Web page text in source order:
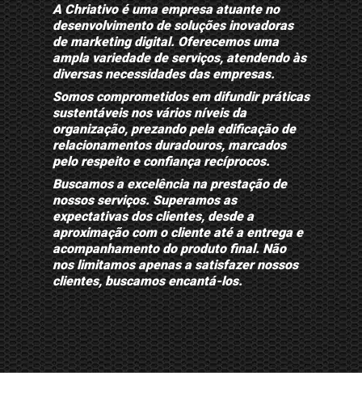
A Chriativo é uma empresa atuante no
desenvolvimento de soluções inovadoras
de marketing digital. Oferecemos uma
ampla variedade de serviços, atendendo às
diversas necessidades das empresas.
Somos comprometidos em difundir práticas
sustentáveis nos vários níveis da
organização, prezando pela edificação de
relacionamentos duradouros, marcados
pelo respeito e confiança recíprocos.
Buscamos a excelência na prestação de
nossos serviços. Superamos as
expectativas dos clientes, desde a
aproximação com o cliente até a entrega e
acompanhamento do produto final. Não
nos limitamos apenas a satisfazer nossos
clientes, buscamos encantá-los.